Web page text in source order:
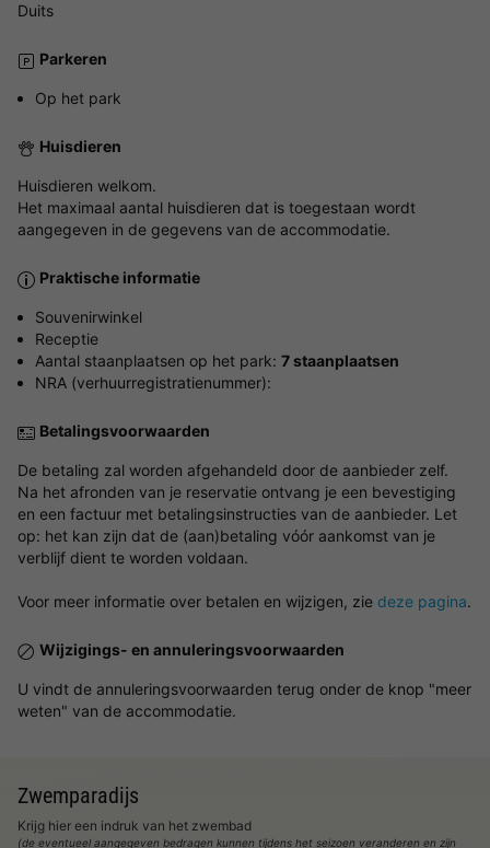
Duits
Parkeren
Op het park
Huisdieren
Huisdieren welkom.
Het maximaal aantal huisdieren dat is toegestaan wordt
aangegeven in de gegevens van de accommodatie.
Praktische informatie
Souvenirwinkel
Receptie
Aantal staanplaatsen op het park: 7 staanplaatsen
NRA (verhuurregistratienummer):
Betalingsvoorwaarden
De betaling zal worden afgehandeld door de aanbieder zelf.
Na het afronden van je reservatie ontvang je een bevestiging
en een factuur met betalingsinstructies van de aanbieder. Let
op: het kan zijn dat de (aan)betaling vóór aankomst van je
verblijf dient te worden voldaan.
Voor meer informatie over betalen en wijzigen, zie deze pagina.
Wijzigings- en annuleringsvoorwaarden
U vindt de annuleringsvoorwaarden terug onder de knop "meer
weten" van de accommodatie.
Zwemparadijs
Krijg hier een indruk van het zwembad
(de eventueel aangegeven bedragen kunnen tijdens het seizoen veranderen en zijn